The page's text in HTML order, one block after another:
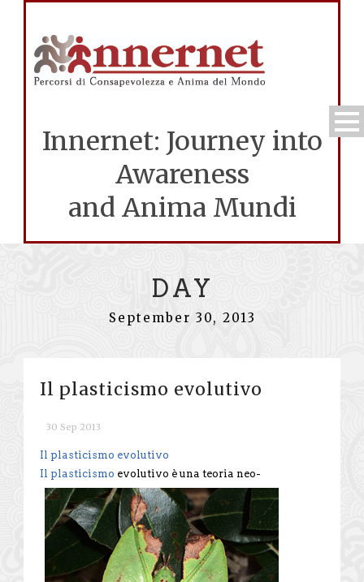
Innernet: Journey into
Awareness
and Anima Mundi
DAY
September 30, 2013
Il plasticismo evolutivo
30 Sep 2013
Il plasticismo evolutivo
Il plasticismo evolutivo è una teoria neo-